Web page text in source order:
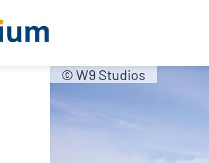
© W9 Studios